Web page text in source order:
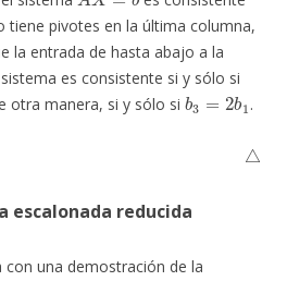
tiene pivotes en la última columna,
la entrada de hasta abajo a la
es consistente si y sólo si
otra manera, si y sólo si
b3=2b
.
△
escalonada reducida
una demostración de la